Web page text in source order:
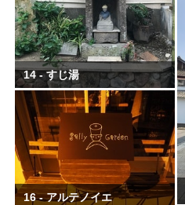
14 - すじ湯
16 - アルテノイエ